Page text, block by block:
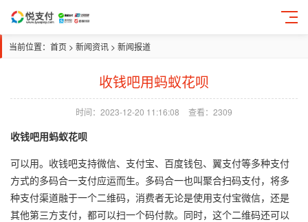
当前位置： 首页 > 新闻资讯 > 新闻报道
收钱吧用蚂蚁花呗
时间：2023-12-20 11:16:08 查看：2309
收钱吧用蚂蚁花呗
可以用。收钱吧支持微信、支付宝、百度钱包、翼支付等多种支付
方式的多码合一支付应运而生。多码合一也叫聚合扫码支付，将多
种支付渠道融于一个二维码，消费者无论是使用支付宝微信，还是
其他第三方支付，都可以扫一个码付款。同时，这个二维码还可以